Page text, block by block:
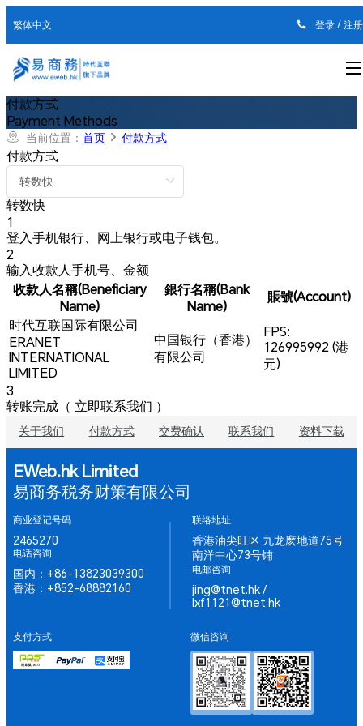
繁体中文 登录 / 注册
付款方式
Payment Methods
当前位置： 首页 付款方式
付款方式
转数快
1
登入手机银行、网上银行或电子钱包。
2
输入收款人手机号、金额
收款人名稱(Beneficiary
Name)
銀行名稱(Bank
Name)
賬號(Account)
时代互联国际有限公司
ERANET
INTERNATIONAL
LIMITED
中国银行（香港）
有限公司
FPS:
126995992 (港
元)
3
转账完成（ 立即联系我们 ）
关于我们 付款方式 交费确认 联系我们 资料下载
EWeb.hk Limited
易商务税务财策有限公司
商业登记号码
2465270
电话咨询
国内：+86-13823039300
香港：+852-68882160
联络地址
香港油尖旺区 九龙麽地道75号
南洋中心73号铺
电邮咨询
jing@tnet.hk /
lxf1121@tnet.hk
支付方式 微信咨询